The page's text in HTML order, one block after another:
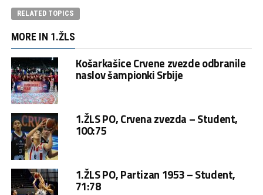
RELATED TOPICS
MORE IN 1.ŽLS
Košarkašice Crvene zvezde odbranile
naslov šampionki Srbije
1.ŽLS PO, Crvena zvezda – Student,
100:75
1.ŽLS PO, Partizan 1953 – Student,
71:78